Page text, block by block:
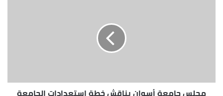
مجلس جامعة أسوان يناقش خطة استعدادات الجامعة